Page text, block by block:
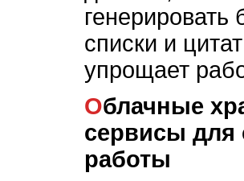
генерировать
списки и
упрощает
Облачные хранилища и
сервисы для
работы